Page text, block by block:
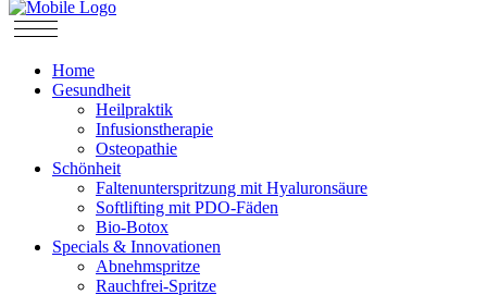
Home
Gesundheit
Heilpraktik
Infusionstherapie
Osteopathie
Schönheit
Faltenunterspritzung mit Hyaluronsäure
Softlifting mit PDO-Fäden
Bio-Botox
Specials & Innovationen
Abnehmspritze
Rauchfrei-Spritze